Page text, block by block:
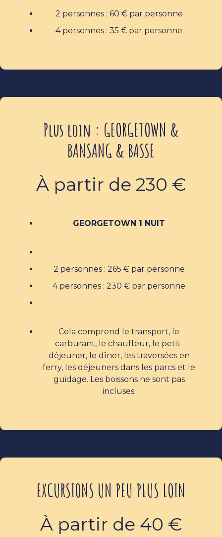
2 personnes : 60 € par personne
4 personnes : 35 € par personne
Plus loin : GEORGETOWN &
BANSANG & BASSE
À partir de 230 €
GEORGETOWN 1 NUIT
2 personnes : 265 € par personne
4 personnes : 230 € par personne
Cela comprend le transport, le
carburant, le chauffeur, le petit-
déjeuner, le dîner, les traversées en
ferry, les déjeuners dans les parcs et le
guidage. Les boissons ne sont pas
incluses.
EXCURSIONS UN PEU PLUS LOIN
À partir de 40 €